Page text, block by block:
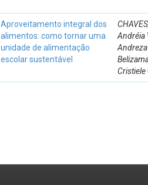
Aproveitamento integral dos
alimentos: como tornar uma
unidade de alimentação
escolar sustentável
Andréia
Andreza
Cristiele